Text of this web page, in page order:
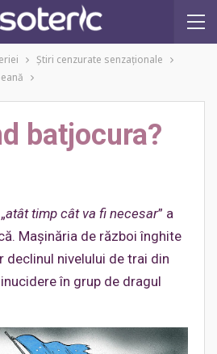
Ştiri cenzurate senzaţionale
batjocura?
atât timp cât va fi necesar” a
Mașinăria de război înghite
declinul nivelului de trai din
în grup de dragul